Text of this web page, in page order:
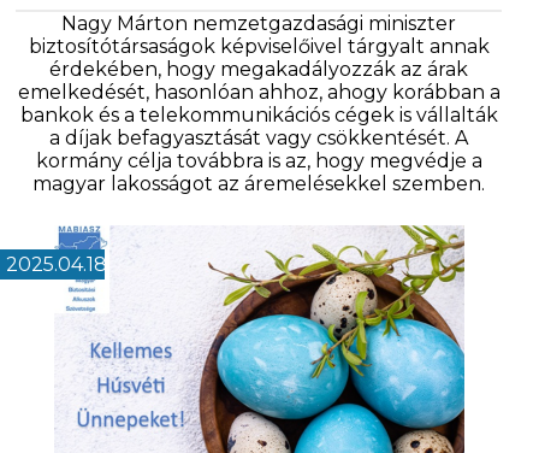
Nagy Márton nemzetgazdasági miniszter
biztosítótársaságok képviselőivel tárgyalt annak
érdekében, hogy megakadályozzák az árak
emelkedését, hasonlóan ahhoz, ahogy korábban a
bankok és a telekommunikációs cégek is vállalták
a díjak befagyasztását vagy csökkentését. A
kormány célja továbbra is az, hogy megvédje a
magyar lakosságot az áremelésekkel szemben.
2025.04.18